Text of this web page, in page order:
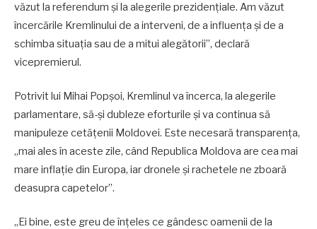
văzut la referendum și la alegerile prezidențiale. Am văzut
încercările Kremlinului de a interveni, de a influența și de a
schimba situația sau de a mitui alegătorii”, declară
vicepremierul.
Potrivit lui Mihai Popșoi, Kremlinul va încerca, la alegerile
parlamentare, să-și dubleze eforturile și va continua să
manipuleze cetățenii Moldovei. Este necesară transparența,
„mai ales în aceste zile, când Republica Moldova are cea mai
mare inflație din Europa, iar dronele și rachetele ne zboară
deasupra capetelor”.
„Ei bine, este greu de înțeles ce gândesc oamenii de la